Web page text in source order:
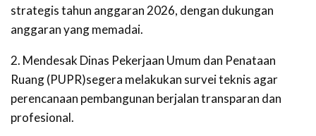
strategis tahun anggaran 2026, dengan dukungan
anggaran yang memadai.
2. Mendesak Dinas Pekerjaan Umum dan Penataan
Ruang (PUPR)segera melakukan survei teknis agar
perencanaan pembangunan berjalan transparan dan
profesional.